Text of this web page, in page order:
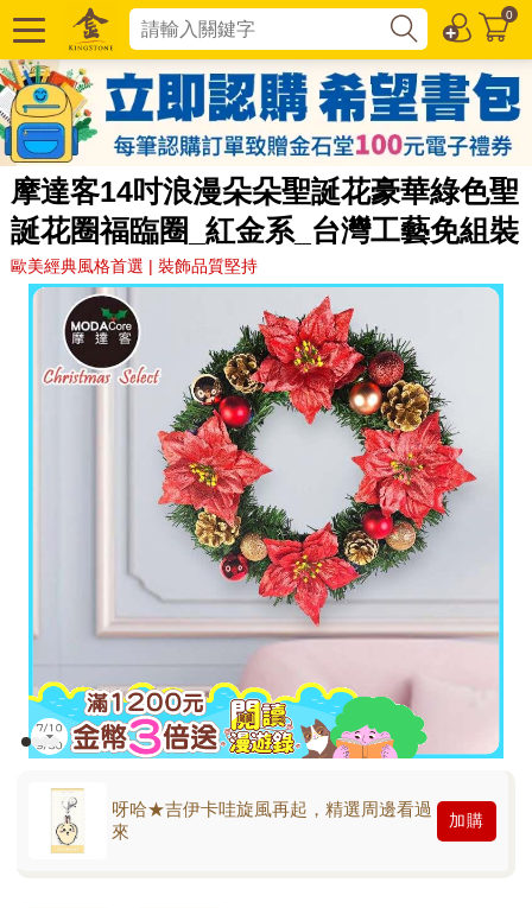
0
摩達客14吋浪漫朵朵聖誕花豪華綠色聖
誕花圈福臨圈_紅金系_台灣工藝免組裝
歐美經典風格首選 | 裝飾品質堅持
呀哈★吉伊卡哇旋風再起，精選周邊看過
來
加購